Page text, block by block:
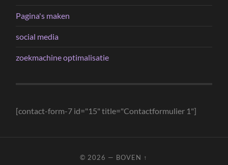
Pagina's maken
social media
zoekmachine optimalisatie
[contact-form-7 id="15" title="Contactformulier 1"]
© 2026 — BOVEN ↑